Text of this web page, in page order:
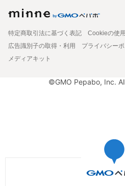
特定商取引法に基づく表記
Cookieの使
広告識別子の取得・利用
プライバシー
メディアキット
©GMO Pepabo, Inc.